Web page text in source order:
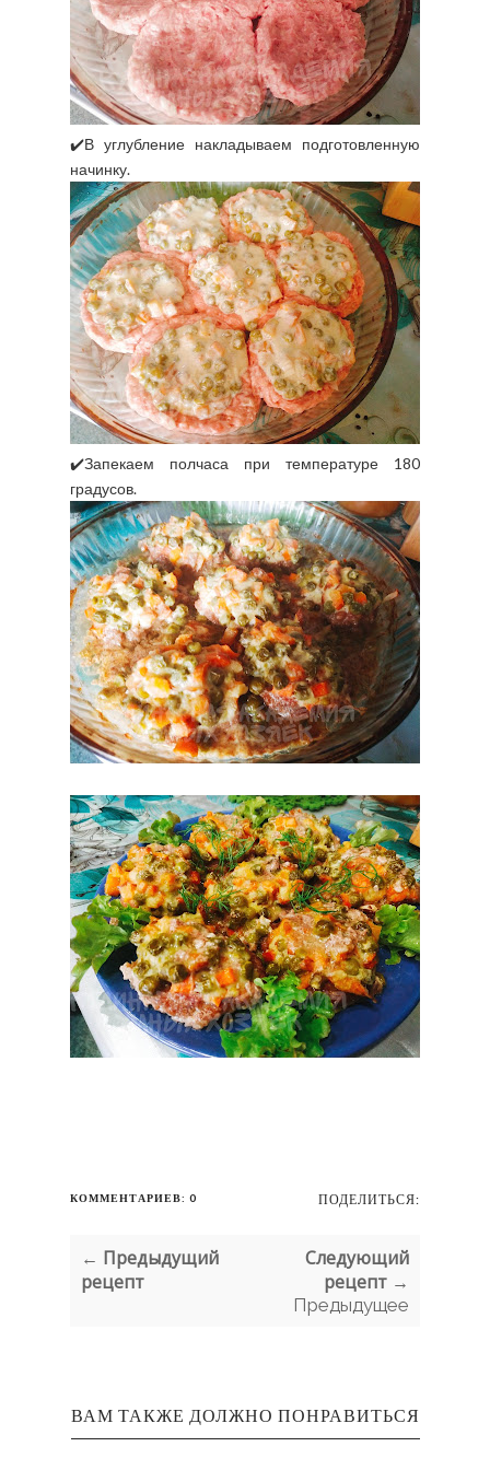
✔️В углубление накладываем подготовленную
начинку.
✔️Запекаем полчаса при температуре 180
градусов.
КОММЕНТАРИЕВ: 0 ПОДЕЛИТЬСЯ:
← Предыдущий
рецепт
Следующий
рецепт →
Предыдущее
ВАМ ТАКЖЕ ДОЛЖНО ПОНРАВИТЬСЯ